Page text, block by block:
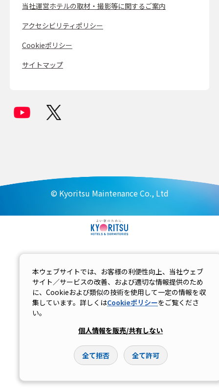
当社運営ホテルの取材・撮影等に関するご案内
アクセシビリティポリシー
Cookieポリシー
サイトマップ
© Kyoritsu Maintenance Co., Ltd
本ウェブサイトでは、お客様の利便性向上、当社ウェブ
サイト／サービスの改善、および適切な情報提供のため
に、Cookieおよび類似の技術を使用して一定の情報を収
集しています。詳しくはCookieポリシーをご覧くださ
い。
個人情報を販売/共有しない
全て拒否 全て許可